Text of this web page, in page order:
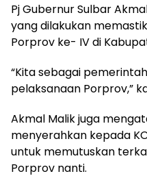
Pj Gubernur Sulbar
yang dilakukan
Porprov ke- IV di
“Kita sebagai
pelaksanaan Porprov,”
Akmal Malik juga
menyerahkan kepada
untuk memutuskan
Porprov nanti.